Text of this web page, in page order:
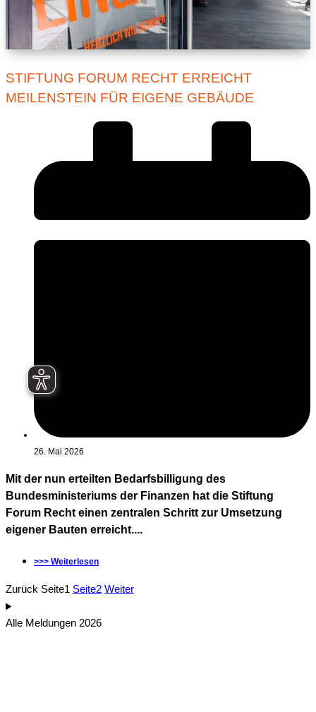
STIFTUNG FORUM RECHT ERREICHT
MEILENSTEIN FÜR EIGENE GEBÄUDE
26. Mai 2026
Mit der nun erteilten Bedarfsbilligung des
Bundesministeriums der Finanzen hat die Stiftung
Forum Recht einen zentralen Schritt zur Umsetzung
eigener Bauten erreicht....
>>> Weiterlesen
Zurück Seite1 Seite2 Weiter
Alle Meldungen 2026